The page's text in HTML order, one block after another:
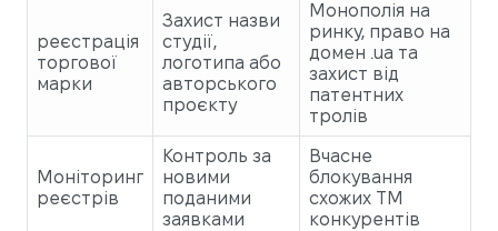
реєстрація
торгової
марки
Захист назви
студії,
логотипа або
авторського
проєкту
Монополія на
ринку, право на
домен .ua та
захист від
патентних
тролів
Моніторинг
реєстрів
Контроль за
новими
поданими
заявками
Вчасне
блокування
схожих ТМ
конкурентів